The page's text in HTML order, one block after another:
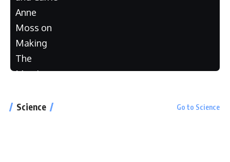
Science Go to Science